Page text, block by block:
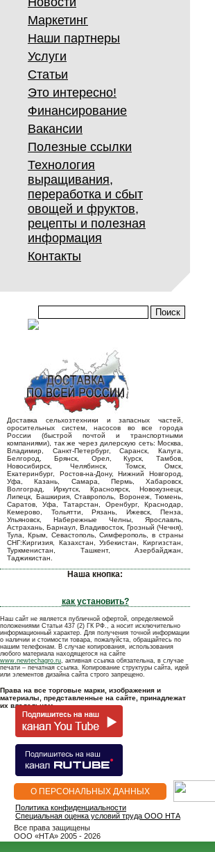
Маркетинг
Наши партнеры
Услуги
Статьи
Это интересно!
Финансирование
Вакансии
Полезные ссылки
Технология
выращивания,
переработка и сбыт
овощей и фруктов,
рецепты и полезная
информация
Контакты
Доставка сельхозтехники и запасных частей,
оросительных систем, насосов во все города
России (быстрой почтой и транспортными
компаниями), так же через дилерскую сеть: Москва,
Владимир, Санкт-Петербург, Саранск, Калуга,
Белгород, Брянск, Орел, Курск, Тамбов,
Новосибирск, Челябинск, Томск, Омск,
Екатеринбург, Ростов-на-Дону, Нижний Новгород,
Уфа, Казань, Самара, Пермь, Хабаровск,
Волгоград, Иркутск, Красноярск, Новокузнецк,
Липецк, Башкирия, Ставрополь, Воронеж, Тюмень,
Саратов, Уфа, Татарстан, Оренбург, Краснодар,
Кемерово, Тольятти, Рязань, Ижевск, Пенза,
Ульяновск, Набережные Челны, Ярославль,
Астрахань, Барнаул, Владивосток, Грозный (Чечня),
Тула, Крым, Севастополь, Симферополь, в страны
СНГ:Киргизия, Казахстан, Узбекистан, Киргизстан,
Туркменистан, Ташкент, Азербайджан,
Таджикистан.
Наша кнопка:
как установить?
Наш сайт не является публичной офертой, определяемой
положениями Статьи 437 (2) ГК РФ., а носит исключительно
информационный характер. Для получения точной информации
о наличии и стоимости товара, пожалуйста, обращайтесь по
нашим телефонам. В случае копирования, использования
любого материала находящегося на сайте
www.newtechagro.ru, активная ссылка обязательна, в случае
печати – печатная ссылка. Копирование структуры сайта, идей
или элементов дизайна сайта строго запрещено.
Права на все торговые марки, изображения и
материалы, представленные на сайте, принадлежат
их владельцам.
О ПЕРСОНАЛЬНЫХ ДАННЫХ
Все права защищены
OOO «НТА» 2005 - 2026
Политика конфиденциальности
Специальная оценка условий труда ООО НТА